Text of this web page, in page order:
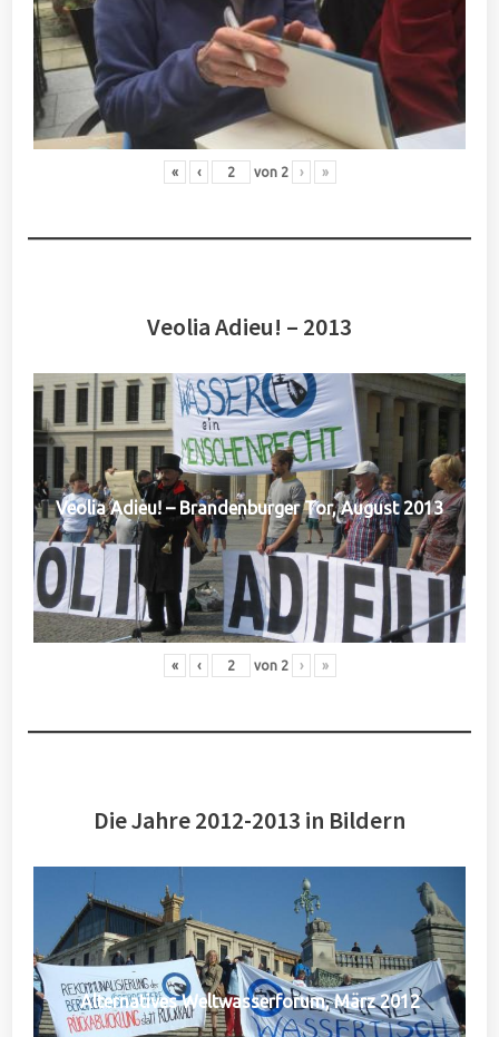
« ‹ von 2 › »
Veolia Adieu! – 2013
Veolia Adieu! – Brandenburger Tor, August 2013
« ‹ von 2 › »
Die Jahre 2012-2013 in Bildern
Alternatives Weltwasserforum, März 2012